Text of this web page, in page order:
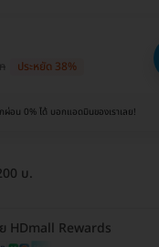
ประหยัด 38%
อน 0% ได้ บอกแอดมินของเราเลย!
บ.
HDmall Rewards